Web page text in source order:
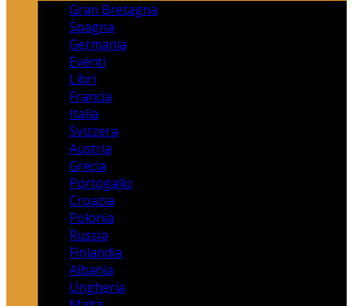
Gran Bretagna
Spagna
Germania
Eventi
Libri
Francia
Italia
Svizzera
Austria
Grecia
Portogallo
Croazia
Polonia
Russia
Finlandia
Albania
Ungheria